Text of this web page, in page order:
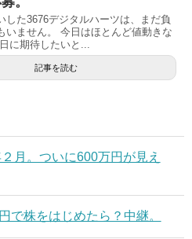
した3676デジタルハーツは、まだ負
いません。 今日はほとんど値動きな
に期待したいと...
記事を読む
月。ついに600万円が見え
で株をはじめたら？中継。